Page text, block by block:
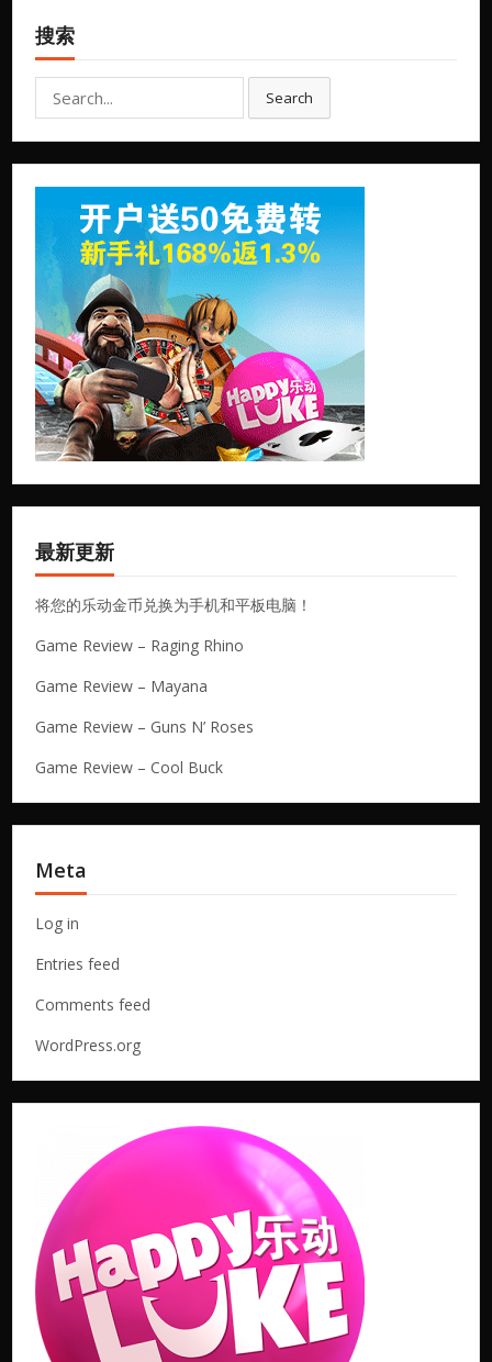
搜索
Search
最新更新
将您的乐动金币兑换为手机和平板电脑！
Game Review – Raging Rhino
Game Review – Mayana
Game Review – Guns N’ Roses
Game Review – Cool Buck
Meta
Log in
Entries feed
Comments feed
WordPress.org